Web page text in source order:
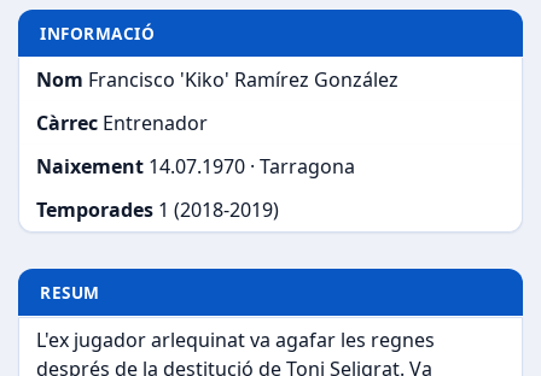
INFORMACIÓ
Nom Francisco 'Kiko' Ramírez González
Càrrec Entrenador
Naixement 14.07.1970 · Tarragona
Temporades 1 (2018-2019)
RESUM
L'ex jugador arlequinat va agafar les regnes
després de la destitució de Toni Seligrat. Va